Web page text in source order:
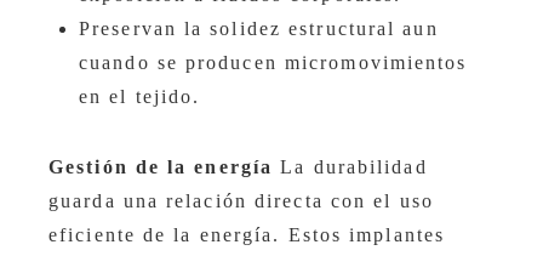
Preservan la solidez estructural aun
cuando se producen micromovimientos
en el tejido.
Gestión de la energía La durabilidad
guarda una relación directa con el uso
eficiente de la energía. Estos implantes